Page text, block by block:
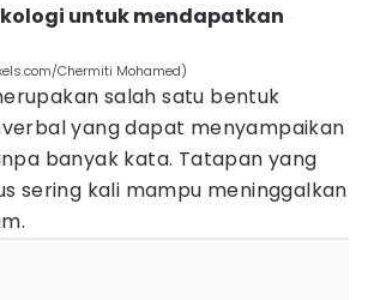
untuk mendapatkan
Chermiti Mohamed)
salah satu bentuk
yang dapat menyampaikan
banyak kata. Tatapan yang
sering kali mampu meninggalkan